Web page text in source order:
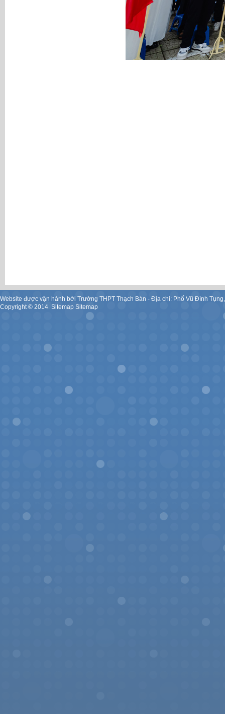
Website được vận hành bởi Trường THPT Thạch Bàn - Địa chỉ: Phố Vũ Đình
Copyright © 2014 Sitemap Sitemap